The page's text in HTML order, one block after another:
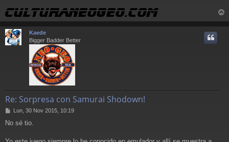
r
Kaede
Bigger Badder Better
Re: Sorpresa con Samurai Shodown!
M
n
a
Lun, 30 Nov 2015, 10:19
No sé tio.